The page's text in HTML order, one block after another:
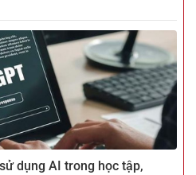
dụng AI trong học tập,